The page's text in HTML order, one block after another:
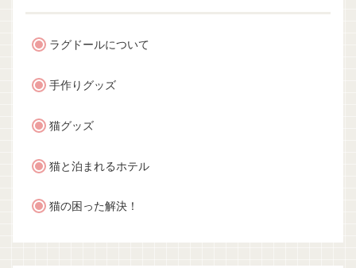
ラグドールについて
手作りグッズ
猫グッズ
猫と泊まれるホテル
猫の困った解決！